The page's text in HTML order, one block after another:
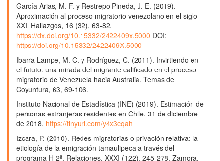
García Arias, M. F. y Restrepo Pineda, J. E. (2019).
Aproximación al proceso migratorio venezolano en el siglo
XXI. Hallazgos, 16 (32), 63-82.
https://dx.doi.org/10.15332/2422409x.5000 DOI:
https://doi.org/10.15332/2422409X.5000
Ibarra Lampe, M. C. y Rodríguez, C. (2011). Invirtiendo en
el fututo: una mirada del migrante calificado en el proceso
migratorio de Venezuela hacia Australia. Temas de
Coyuntura, 63, 69-106.
Instituto Nacional de Estadística (INE) (2019). Estimación de
personas extranjeras residentes en Chile. 31 de diciembre
de 2018. https://tinyurl.com/y4x3cqah
Izcara, P. (2010). Redes migratorias o privación relativa: la
etiología de la emigración tamaulipeca a través del
programa H-2ª. Relaciones, XXXI (122), 245-278. Zamora,